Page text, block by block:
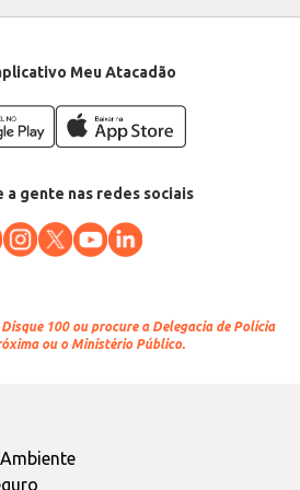
Meu Atacadão
a gente nas redes sociais
Disque 100 ou procure a Delegacia de Polícia
ou o Ministério Público.